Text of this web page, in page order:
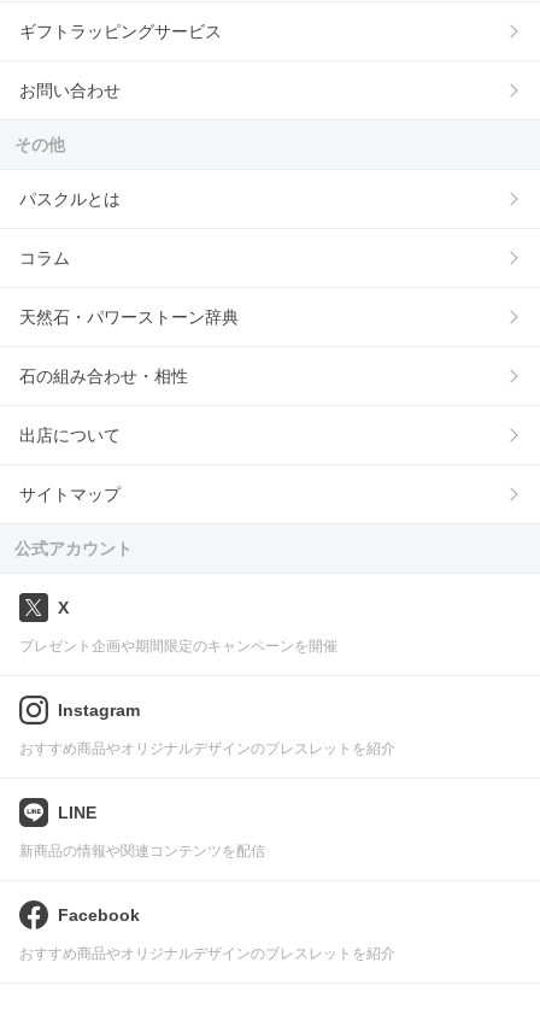
ギフトラッピングサービス
お問い合わせ
その他
パスクルとは
コラム
天然石・パワーストーン辞典
石の組み合わせ・相性
出店について
サイトマップ
公式アカウント
X
プレゼント企画や期間限定のキャンペーンを開催
Instagram
おすすめ商品やオリジナルデザインのブレスレットを紹介
LINE
新商品の情報や関連コンテンツを配信
Facebook
おすすめ商品やオリジナルデザインのブレスレットを紹介